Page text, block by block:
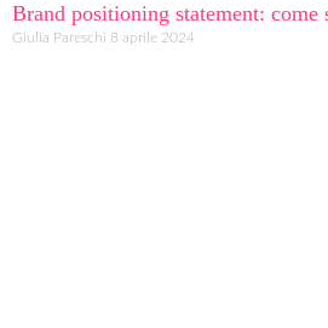
Brand positioning statement: come
Giulia Pareschi 8 aprile 2024